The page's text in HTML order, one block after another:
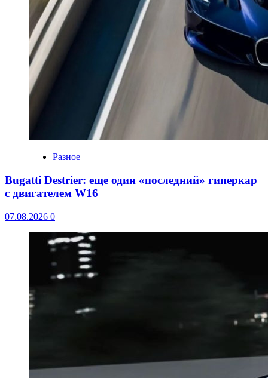
Разное
Bugatti Destrier: еще один «последний» гиперкар
с двигателем W16
07.08.2026 0